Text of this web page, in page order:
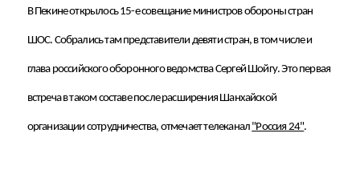
В Пекине открылось 15-е совещание министров обороны стран
ШОС. Собрались там представители девяти стран, в том числе и
глава российского оборонного ведомства Сергей Шойгу. Это первая
встреча в таком составе после расширения Шанхайской
организации сотрудничества, отмечает телеканал "Россия 24".